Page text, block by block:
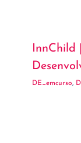
DE_emcurso,